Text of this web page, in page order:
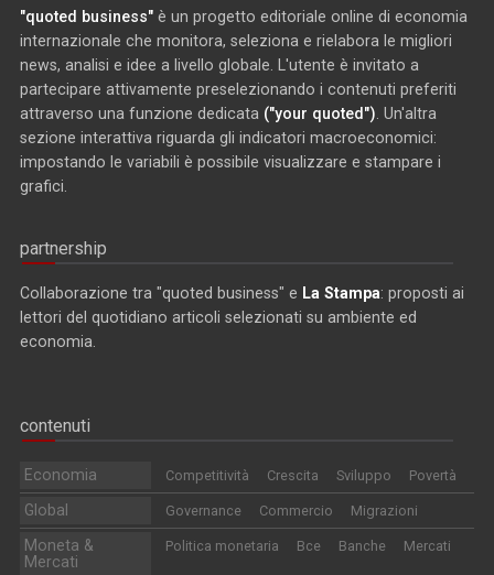
"quoted business" è un progetto editoriale online di economia
internazionale che monitora, seleziona e rielabora le migliori
news, analisi e idee a livello globale. L'utente è invitato a
partecipare attivamente preselezionando i contenuti preferiti
attraverso una funzione dedicata ("your quoted") . Un'altra
sezione interattiva riguarda gli indicatori macroeconomici:
impostando le variabili è possibile visualizzare e stampare i
grafici.
partnership
Collaborazione tra "quoted business" e La Stampa: proposti ai
lettori del quotidiano articoli selezionati su ambiente ed
economia.
contenuti
Economia Competitività Crescita Sviluppo Povertà
Global Governance Commercio Migrazioni
Moneta &
Mercati
Politica monetaria Bce Banche Mercati